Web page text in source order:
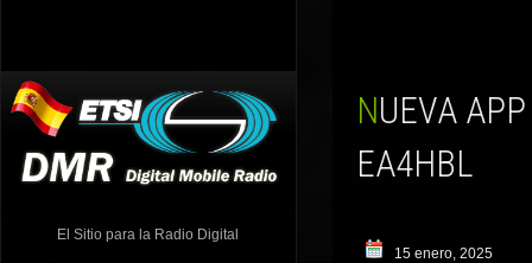
El Sitio para la Radio Digital
NUEVA APP ANDROID PARA HAM TETRA EA BY AITOR
EA4HBL
15 enero, 2025